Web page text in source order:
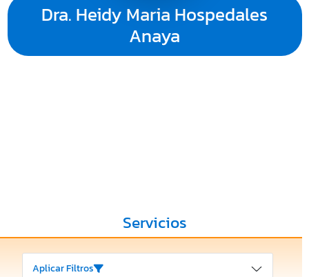
Dra. Heidy Maria Hospedales
Anaya
Servicios
Aplicar Filtros